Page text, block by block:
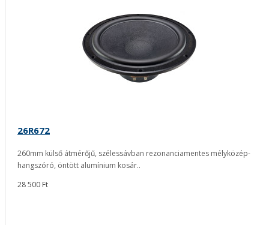
26R672
260mm külső átmérőjű, szélessávban rezonanciamentes mélyközép-
hangszóró, öntött alumínium kosár..
28 500 Ft